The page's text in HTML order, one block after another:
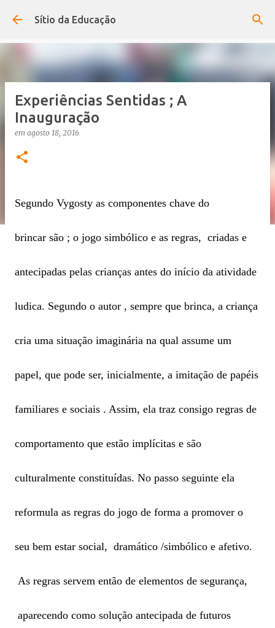
Avançar para o conteúdo principal
Sítio da Educação
Experiências Sentidas ; A
Inauguração
em agosto 18, 2016
Segundo Vygosty as componentes chave do
brincar são ; o jogo simbólico e as regras, criadas e
antecipadas pelas crianças antes do início da atividade
ludica. Segundo o autor , sempre que brinca, a criança
cria uma situação imaginária na qual assume um
papel, que pode ser, inicialmente, a imitação de papéis
familiares e sociais . Assim, ela traz consigo regras de
comportamento que estão implícitas e são
culturalmente constituídas. No passo seguinte ela
reformula as regras do jogo de forma a promover o
seu bem estar social, dramático /simbólico e afetivo.
As regras servem então de elementos de segurança,
aparecendo como solução antecipada de futuros